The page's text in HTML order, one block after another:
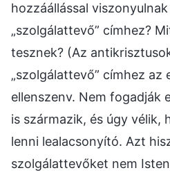
hozzáállással
„szolgálattevő” címhez?
tesznek? (Az
„szolgálattevő” címhez az
ellenszenv. Nem fogadják
is származik, és úgy vélik,
lenni lealacsonyító. Azt
szolgálattevőket nem